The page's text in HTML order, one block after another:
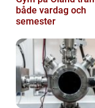
både vardag och
semester